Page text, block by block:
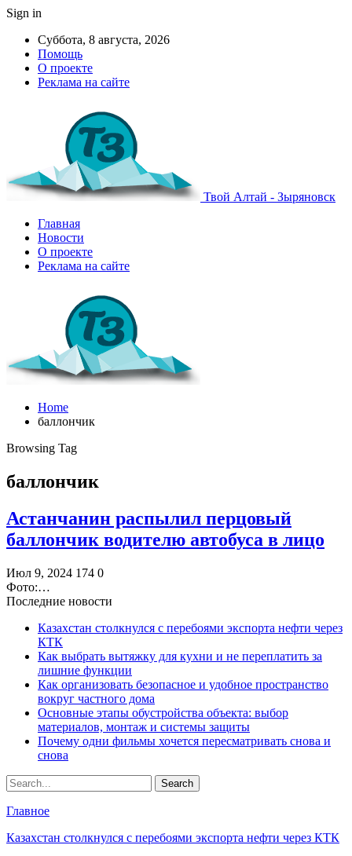
Sign in
Суббота, 8 августа, 2026
Помощь
О проекте
Реклама на сайте
Твой Алтай - Зыряновск
Главная
Новости
О проекте
Реклама на сайте
Home
баллончик
Browsing Tag
баллончик
Астанчанин распылил перцовый
баллончик водителю автобуса в лицо
Июл 9, 2024 174 0
Фото:…
Последние новости
Казахстан столкнулся с перебоями экспорта нефти через
КТК
Как выбрать вытяжку для кухни и не переплатить за
лишние функции
Как организовать безопасное и удобное пространство
вокруг частного дома
Основные этапы обустройства объекта: выбор
материалов, монтаж и системы защиты
Почему одни фильмы хочется пересматривать снова и
снова
Главное
Казахстан столкнулся с перебоями экспорта нефти через КТК